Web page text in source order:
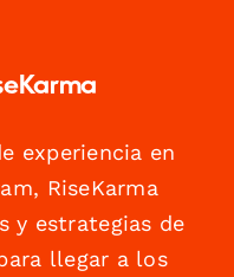
experiencia en
RiseKarma
y estrategias de
llegar a los